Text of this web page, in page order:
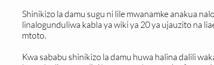
Shinikizo la damu sugu ni lile mwanamke anakua
linalogunduliwa kabla ya wiki ya 20 ya ujauzito na
mtoto.
Kwa sababu shinikizo la damu huwa halina dalili